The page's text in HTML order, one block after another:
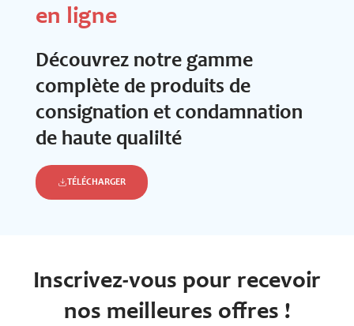
en ligne
Découvrez notre gamme
complète de produits de
consignation et condamnation
de haute qualilté
TÉLÉCHARGER
Inscrivez-vous pour recevoir
nos meilleures offres !